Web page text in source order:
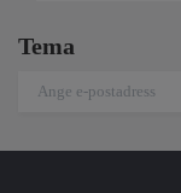
Tema